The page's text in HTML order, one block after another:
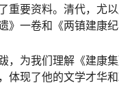
重要资料。清代，尤
》一卷和《两镇建康纪
，为我们理解《建康
体现了他的文学才华和